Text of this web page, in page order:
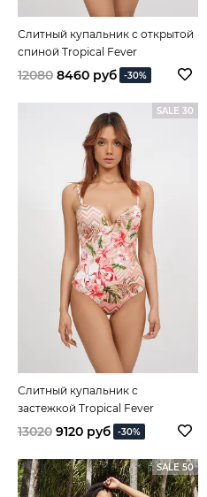
Слитный купальник с открытой
спиной Tropical Fever
12080 8460 руб -30%
SALE 30
Слитный купальник с
застежкой Tropical Fever
13020 9120 руб -30%
SALE 50